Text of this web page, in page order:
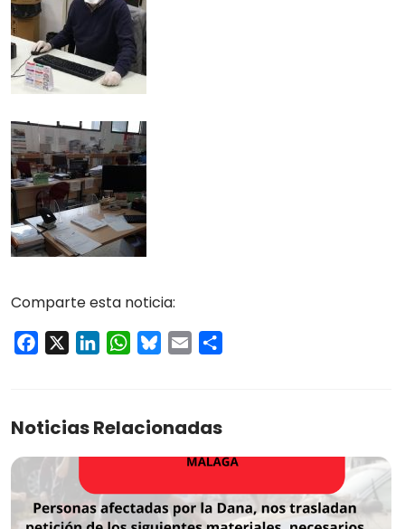
Comparte esta noticia:
Facebook LinkedInWhatsApp
Bluesky
Email
Noticias Relacionadas